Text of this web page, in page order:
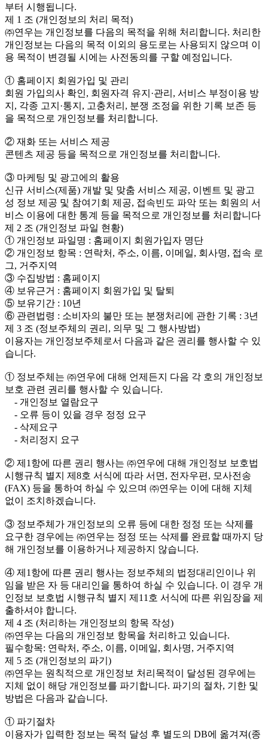
부터 시행됩니다.
제 1 조 (개인정보의 처리 목적)
㈜연우는 개인정보를 다음의 목적을 위해 처리합니다. 처리한
개인정보는 다음의 목적 이외의 용도로는 사용되지 않으며 이
용 목적이 변경될 시에는 사전동의를 구할 예정입니다.
① 홈페이지 회원가입 및 관리
회원 가입의사 확인, 회원자격 유지·관리, 서비스 부정이용 방
지, 각종 고지·통지, 고충처리, 분쟁 조정을 위한 기록 보존 등
을 목적으로 개인정보를 처리합니다.
② 재화 또는 서비스 제공
콘텐츠 제공 등을 목적으로 개인정보를 처리합니다.
③ 마케팅 및 광고에의 활용
신규 서비스(제품) 개발 및 맞춤 서비스 제공, 이벤트 및 광고
성 정보 제공 및 참여기회 제공, 접속빈도 파악 또는 회원의 서
비스 이용에 대한 통계 등을 목적으로 개인정보를 처리합니다
제 2 조 (개인정보 파일 현황)
① 개인정보 파일명 : 홈페이지 회원가입자 명단
② 개인정보 항목 : 연락처, 주소, 이름, 이메일, 회사명, 접속 로
그, 거주지역
③ 수집방법 : 홈페이지
④ 보유근거 : 홈페이지 회원가입 및 탈퇴
⑤ 보유기간 : 10년
⑥ 관련법령 : 소비자의 불만 또는 분쟁처리에 관한 기록 : 3년
제 3 조 (정보주체의 권리, 의무 및 그 행사방법)
이용자는 개인정보주체로서 다음과 같은 권리를 행사할 수 있
습니다.
① 정보주체는 ㈜연우에 대해 언제든지 다음 각 호의 개인정보
보호 관련 권리를 행사할 수 있습니다.
- 개인정보 열람요구
- 오류 등이 있을 경우 정정 요구
- 삭제요구
- 처리정지 요구
② 제1항에 따른 권리 행사는 ㈜연우에 대해 개인정보 보호법
시행규칙 별지 제8호 서식에 따라 서면, 전자우편, 모사전송
(FAX) 등을 통하여 하실 수 있으며 ㈜연우는 이에 대해 지체
없이 조치하겠습니다.
③ 정보주체가 개인정보의 오류 등에 대한 정정 또는 삭제를
요구한 경우에는 ㈜연우는 정정 또는 삭제를 완료할 때까지 당
해 개인정보를 이용하거나 제공하지 않습니다.
④ 제1항에 따른 권리 행사는 정보주체의 법정대리인이나 위
임을 받은 자 등 대리인을 통하여 하실 수 있습니다. 이 경우 개
인정보 보호법 시행규칙 별지 제11호 서식에 따른 위임장을 제
출하셔야 합니다.
제 4 조 (처리하는 개인정보의 항목 작성)
㈜연우는 다음의 개인정보 항목을 처리하고 있습니다.
필수항목: 연락처, 주소, 이름, 이메일, 회사명, 거주지역
제 5 조 (개인정보의 파기)
㈜연우는 원칙적으로 개인정보 처리목적이 달성된 경우에는
지체 없이 해당 개인정보를 파기합니다. 파기의 절차, 기한 및
방법은 다음과 같습니다.
① 파기절차
이용자가 입력한 정보는 목적 달성 후 별도의 DB에 옮겨져(종